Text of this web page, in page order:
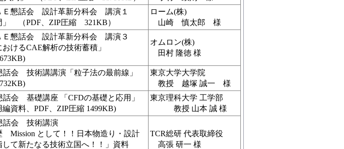
Ｅ懇話会 設計革新分科会 講演１
」 （PDF、ZIP圧縮 321KB）
ローム(株)
山崎 慎太郎 様
Ｅ懇話会 設計革新分科会 講演３
おけるCAE解析の技術蓄積」
オムロン(株)
田村 隆徳 様
話会 技術講講演「粒子法の最前線」
東京大学大学院
教授 越塚 誠一 様
話会 基礎講座 「CFDの基礎と応用」
編資料、PDF、ZIP圧縮 1499KB)
東京理科大学 工学部
教授 山本 誠 様
話会 技術講演
Mission として！！日本物造り・設計
て新たなる技術立国へ！！」資料
TCR総研 代表取締役
高張 研一 様